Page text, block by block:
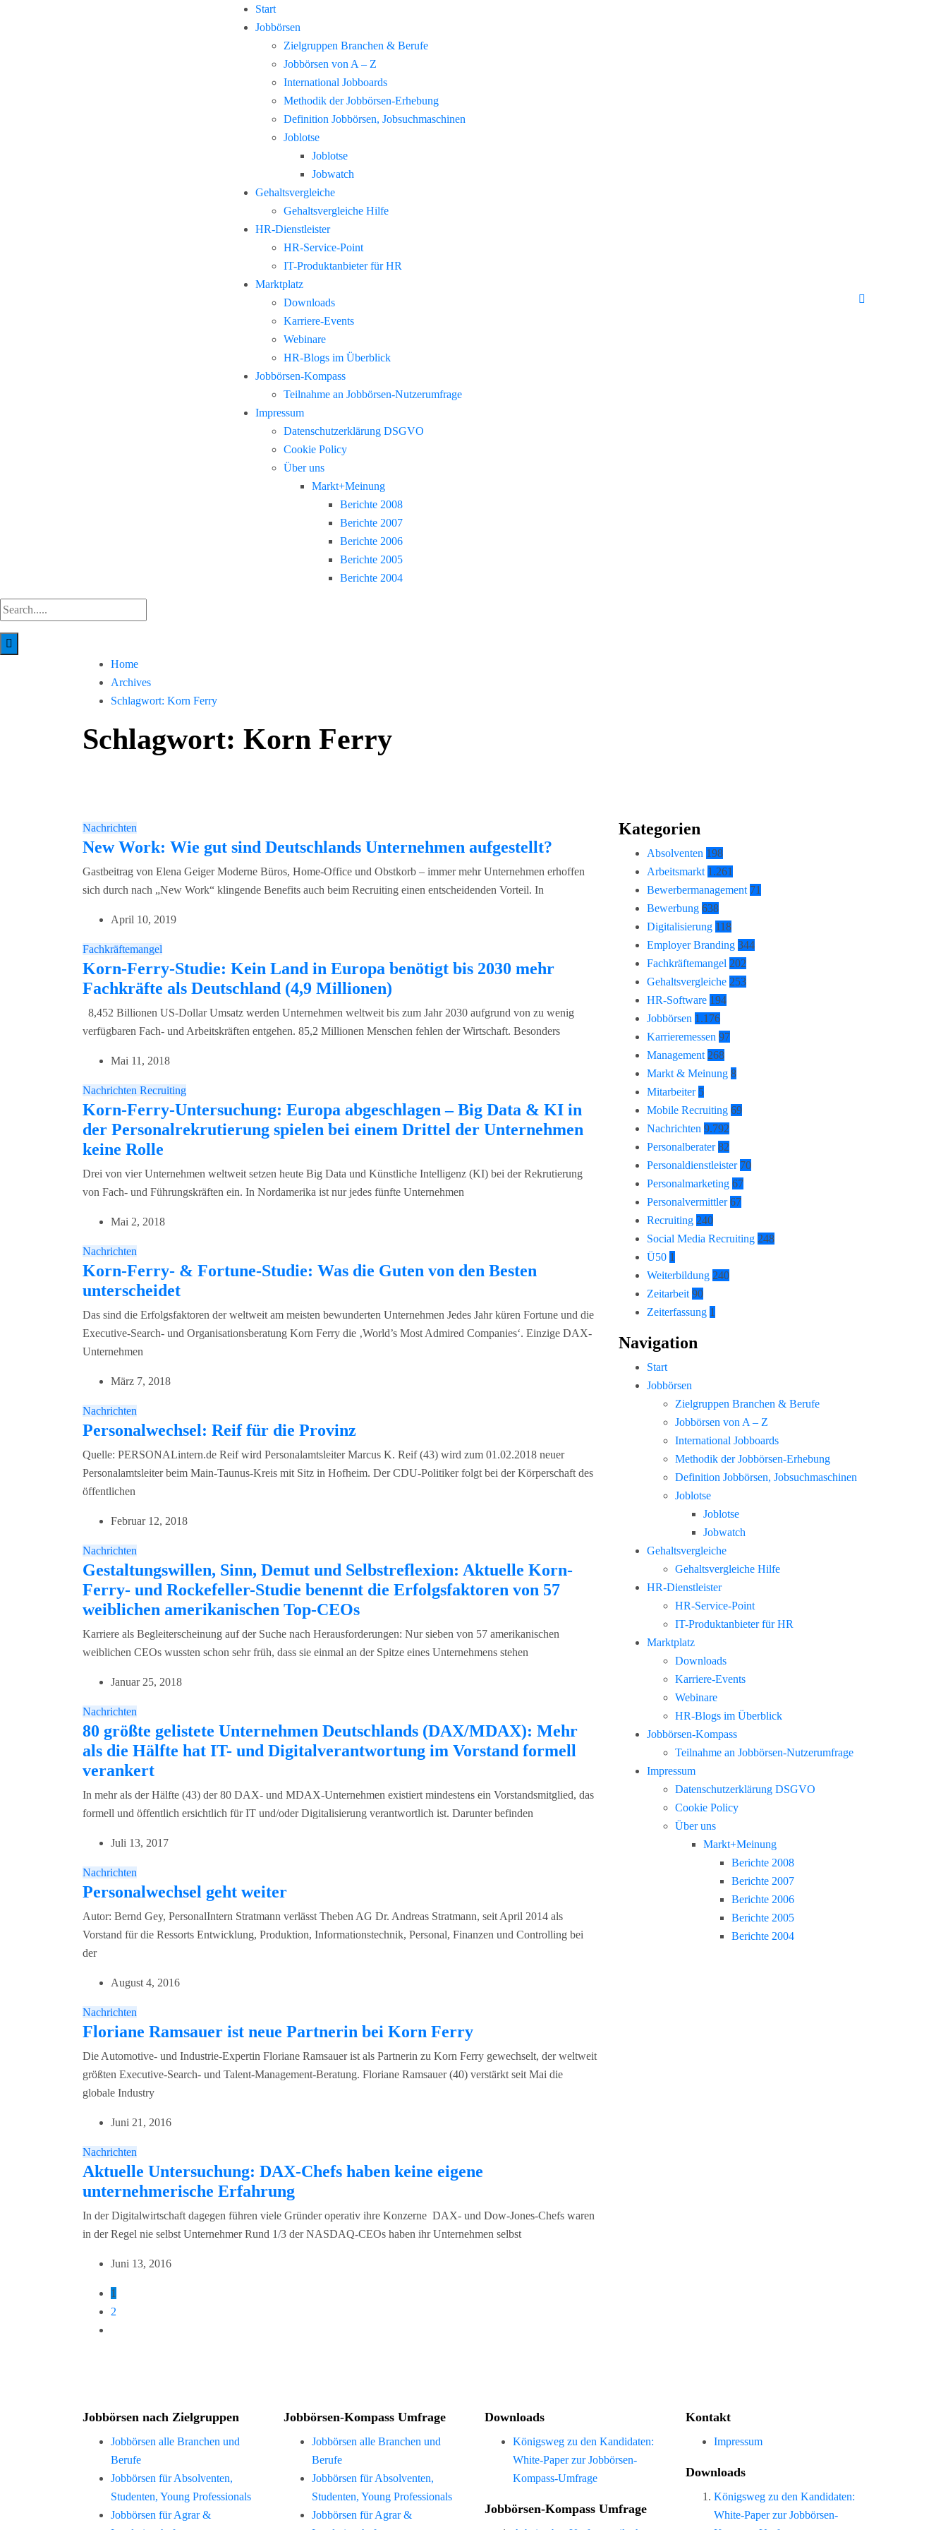
Start
Jobbörsen
Zielgruppen Branchen & Berufe
Jobbörsen von A – Z
International Jobboards
Methodik der Jobbörsen-Erhebung
Definition Jobbörsen, Jobsuchmaschinen
Joblotse
Joblotse
Jobwatch
Gehaltsvergleiche
Gehaltsvergleiche Hilfe
HR-Dienstleister
HR-Service-Point
IT-Produktanbieter für HR
Marktplatz
Downloads
Karriere-Events
Webinare
HR-Blogs im Überblick
Jobbörsen-Kompass
Teilnahme an Jobbörsen-Nutzerumfrage
Impressum
Datenschutzerklärung DSGVO
Cookie Policy
Über uns
Markt+Meinung
Berichte 2008
Berichte 2007
Berichte 2006
Berichte 2005
Berichte 2004
Home
Archives
Schlagwort: Korn Ferry
Schlagwort: Korn Ferry
Nachrichten
New Work: Wie gut sind Deutschlands Unternehmen aufgestellt?
Gastbeitrag von Elena Geiger Moderne Büros, Home-Office und Obstkorb – immer mehr Unternehmen erhoffen
sich durch nach „New Work“ klingende Benefits auch beim Recruiting einen entscheidenden Vorteil. In
April 10, 2019
Fachkräftemangel
Korn-Ferry-Studie: Kein Land in Europa benötigt bis 2030 mehr
Fachkräfte als Deutschland (4,9 Millionen)
8,452 Billionen US-Dollar Umsatz werden Unternehmen weltweit bis zum Jahr 2030 aufgrund von zu wenig
verfügbaren Fach- und Arbeitskräften entgehen. 85,2 Millionen Menschen fehlen der Wirtschaft. Besonders
Mai 11, 2018
Nachrichten Recruiting
Korn-Ferry-Untersuchung: Europa abgeschlagen – Big Data & KI in
der Personalrekrutierung spielen bei einem Drittel der Unternehmen
keine Rolle
Drei von vier Unternehmen weltweit setzen heute Big Data und Künstliche Intelligenz (KI) bei der Rekrutierung
von Fach- und Führungskräften ein. In Nordamerika ist nur jedes fünfte Unternehmen
Mai 2, 2018
Nachrichten
Korn-Ferry- & Fortune-Studie: Was die Guten von den Besten
unterscheidet
Das sind die Erfolgsfaktoren der weltweit am meisten bewunderten Unternehmen Jedes Jahr küren Fortune und die
Executive-Search- und Organisationsberatung Korn Ferry die ‚World’s Most Admired Companies‘. Einzige DAX-
Unternehmen
März 7, 2018
Nachrichten
Personalwechsel: Reif für die Provinz
Quelle: PERSONALintern.de Reif wird Personalamtsleiter Marcus K. Reif (43) wird zum 01.02.2018 neuer
Personalamtsleiter beim Main-Taunus-Kreis mit Sitz in Hofheim. Der CDU-Politiker folgt bei der Körperschaft des
öffentlichen
Februar 12, 2018
Nachrichten
Gestaltungswillen, Sinn, Demut und Selbstreflexion: Aktuelle Korn-
Ferry- und Rockefeller-Studie benennt die Erfolgsfaktoren von 57
weiblichen amerikanischen Top-CEOs
Karriere als Begleiterscheinung auf der Suche nach Herausforderungen: Nur sieben von 57 amerikanischen
weiblichen CEOs wussten schon sehr früh, dass sie einmal an der Spitze eines Unternehmens stehen
Januar 25, 2018
Nachrichten
80 größte gelistete Unternehmen Deutschlands (DAX/MDAX): Mehr
als die Hälfte hat IT- und Digitalverantwortung im Vorstand formell
verankert
In mehr als der Hälfte (43) der 80 DAX- und MDAX-Unternehmen existiert mindestens ein Vorstandsmitglied, das
formell und öffentlich ersichtlich für IT und/oder Digitalisierung verantwortlich ist. Darunter befinden
Juli 13, 2017
Nachrichten
Personalwechsel geht weiter
Autor: Bernd Gey, PersonalIntern Stratmann verlässt Theben AG Dr. Andreas Stratmann, seit April 2014 als
Vorstand für die Ressorts Entwicklung, Produktion, Informationstechnik, Personal, Finanzen und Controlling bei
der
August 4, 2016
Nachrichten
Floriane Ramsauer ist neue Partnerin bei Korn Ferry
Die Automotive- und Industrie-Expertin Floriane Ramsauer ist als Partnerin zu Korn Ferry gewechselt, der weltweit
größten Executive-Search- und Talent-Management-Beratung. Floriane Ramsauer (40) verstärkt seit Mai die
globale Industry
Juni 21, 2016
Nachrichten
Aktuelle Untersuchung: DAX-Chefs haben keine eigene
unternehmerische Erfahrung
In der Digitalwirtschaft dagegen führen viele Gründer operativ ihre Konzerne DAX- und Dow-Jones-Chefs waren
in der Regel nie selbst Unternehmer Rund 1/3 der NASDAQ-CEOs haben ihr Unternehmen selbst
Juni 13, 2016
1
2
Kategorien
Absolventen 198
Arbeitsmarkt 1.261
Bewerbermanagement 71
Bewerbung 638
Digitalisierung 118
Employer Branding 344
Fachkräftemangel 202
Gehaltsvergleiche 253
HR-Software 194
Jobbörsen 1.176
Karrieremessen 97
Management 268
Markt & Meinung 8
Mitarbeiter 5
Mobile Recruiting 69
Nachrichten 9.792
Personalberater 82
Personaldienstleister 70
Personalmarketing 67
Personalvermittler 67
Recruiting 240
Social Media Recruiting 248
Ü50 1
Weiterbildung 240
Zeitarbeit 90
Zeiterfassung 1
Navigation
Start
Jobbörsen
Zielgruppen Branchen & Berufe
Jobbörsen von A – Z
International Jobboards
Methodik der Jobbörsen-Erhebung
Definition Jobbörsen, Jobsuchmaschinen
Joblotse
Joblotse
Jobwatch
Gehaltsvergleiche
Gehaltsvergleiche Hilfe
HR-Dienstleister
HR-Service-Point
IT-Produktanbieter für HR
Marktplatz
Downloads
Karriere-Events
Webinare
HR-Blogs im Überblick
Jobbörsen-Kompass
Teilnahme an Jobbörsen-Nutzerumfrage
Impressum
Datenschutzerklärung DSGVO
Cookie Policy
Über uns
Markt+Meinung
Berichte 2008
Berichte 2007
Berichte 2006
Berichte 2005
Berichte 2004
Jobbörsen nach Zielgruppen
Jobbörsen alle Branchen und
Berufe
Jobbörsen für Absolventen,
Studenten, Young Professionals
Jobbörsen für Agrar &
Jobbörsen-Kompass Umfrage
Jobbörsen alle Branchen und
Berufe
Jobbörsen für Absolventen,
Studenten, Young Professionals
Jobbörsen für Agrar &
Downloads
Königsweg zu den Kandidaten:
White-Paper zur Jobbörsen-
Kompass-Umfrage
Jobbörsen-Kompass Umfrage
Kontakt
Impressum
Downloads
Königsweg zu den Kandidaten:
White-Paper zur Jobbörsen-